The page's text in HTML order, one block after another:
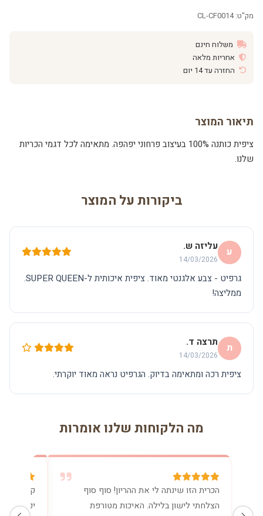
מק"ט: CL-CF0014
משלוח חינם
אחריות מלאה
החזרה עד 14 יום
תיאור המוצר
ציפית כותנה 100% בעיצוב פרחוני יפהפה. מתאימה לכל דגמי הכריות
שלנו.
ביקורות על המוצר
ע עליזה ש.
14/03/2026
גרפיט - צבע אלגנטי מאוד. ציפית איכותית ל-SUPER QUEEN.
ממליצה!
ת תרצה ד.
14/03/2026
ציפית רכה ומתאימה בדיוק. הגרפיט נראה מאוד יוקרתי.
מה הלקוחות שלנו אומרות
הכרית הזו שינתה לי את ההריון! סוף סוף
הצלחתי לישון בלילה. האיכות מטורפת
קניתי
יכולה